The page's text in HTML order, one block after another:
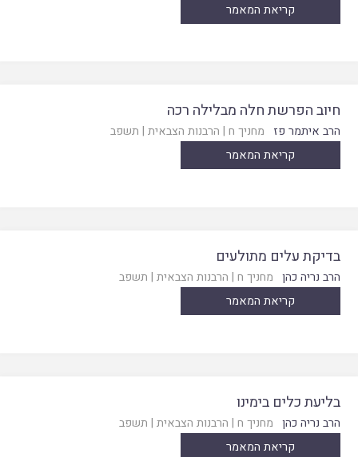
קריאת המאמר
חיוב הפרשת חלה מבלילה רכה
הרב איתמר פז מחניך ח | הרבנות הצבאית | תשפב
קריאת המאמר
בדיקת עלים מתולעים
הרב נריה כהן מחניך ח | הרבנות הצבאית | תשפב
קריאת המאמר
בליעת כלים בימינו
הרב נריה כהן מחניך ח | הרבנות הצבאית | תשפב
קריאת המאמר